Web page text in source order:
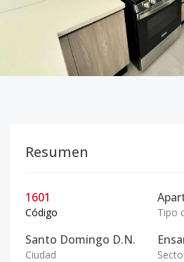
Resumen
1601
Código Tipo
Santo Domingo D.N.
Ciudad